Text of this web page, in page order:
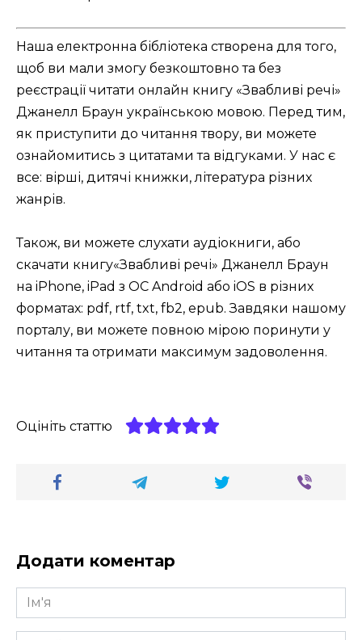
Наша електронна бібліотека створена для того,
щоб ви мали змогу безкоштовно та без
реєстрації читати онлайн книгу «Звабливі речі»
Джанелл Браун українською мовою. Перед тим,
як приступити до читання твору, ви можете
ознайомитись з цитатами та відгуками. У нас є
все: вірші, дитячі книжки, література різних
жанрів.
Також, ви можете слухати аудіокниги, або
скачати книгу«Звабливі речі» Джанелл Браун
на iPhone, iPad з ОС Android або iOS в різних
форматах: pdf, rtf, txt, fb2, epub. Завдяки нашому
порталу, ви можете повною мірою поринути у
читання та отримати максимум задоволення.
Оцініть статтю
Додати коментар
Ім'я
*